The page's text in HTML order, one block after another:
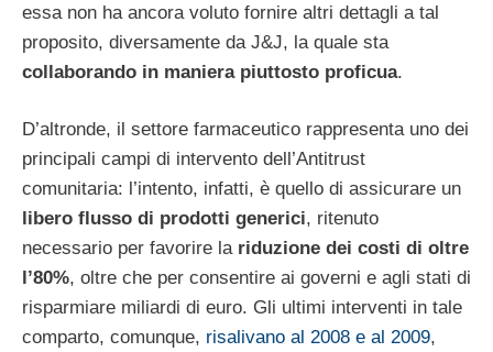
essa non ha ancora voluto fornire altri dettagli a tal
proposito, diversamente da J&J, la quale sta
collaborando in maniera piuttosto proficua.
D’altronde, il settore farmaceutico rappresenta uno dei
principali campi di intervento dell’Antitrust
comunitaria: l’intento, infatti, è quello di assicurare un
libero flusso di prodotti generici, ritenuto
necessario per favorire la riduzione dei costi di oltre
l’80%, oltre che per consentire ai governi e agli stati di
risparmiare miliardi di euro. Gli ultimi interventi in tale
comparto, comunque, risalivano al 2008 e al 2009,